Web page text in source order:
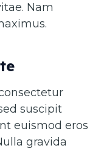
Nam
suscipit
euismod eros
gravida